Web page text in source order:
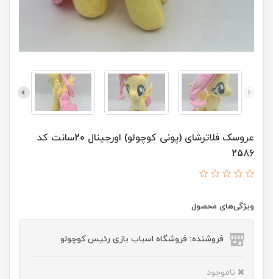
عروسک فلاترشای (پونی کوچولو) اورجینال 20سانت کد
2586
ویژگی‌های محصول
فروشنده: فروشگاه اسباب بازی رئیس کوچولو
ناموجود